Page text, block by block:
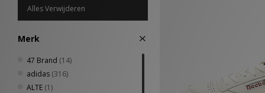
Alles Verwijderen
Merk
47 Brand (14)
adidas (316)
ALTE (1)